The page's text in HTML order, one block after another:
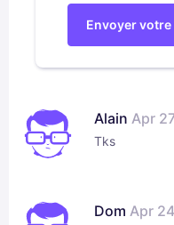
Envoyer
Alain Apr
Tks
Dom Apr